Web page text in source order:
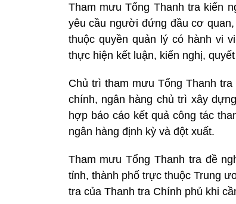
Tham mưu Tổng Thanh tra kiến
yêu cầu người đứng đầu cơ
thuộc quyền quản lý có hành vi
thực hiện kết luận, kiến nghị,
Chủ trì tham mưu Tổng Thanh
chính, ngân hàng chủ trì xây
hợp báo cáo kết quả công tác
ngân hàng định kỳ và đột xuất.
Tham mưu Tổng Thanh tra đề
tỉnh, thành phố trực thuộc Trung
tra của Thanh tra Chính phủ khi